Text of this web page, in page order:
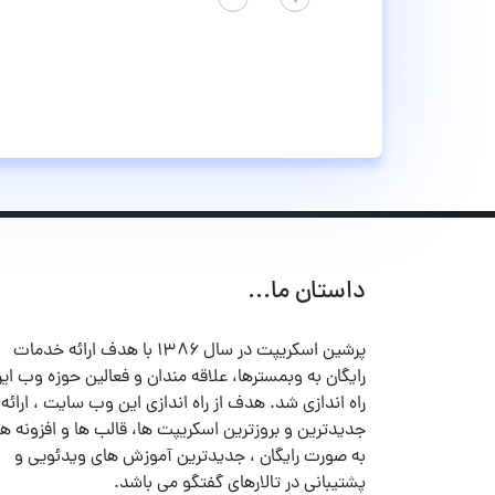
داستان ما...
پرشین اسکریپت در سال ۱۳۸۶ با هدف ارائه خدمات
رایگان به وبمسترها، علاقه مندان و فعالین حوزه وب
راه اندازی شد. هدف از راه اندازی این وب سایت ، ارائه
جدیدترین و بروزترین اسکریپت ها، قالب ها و افزونه
به صورت رایگان ، جدیدترین آموزش های ویدئویی و
پشتیبانی در تالارهای گفتگو می باشد.